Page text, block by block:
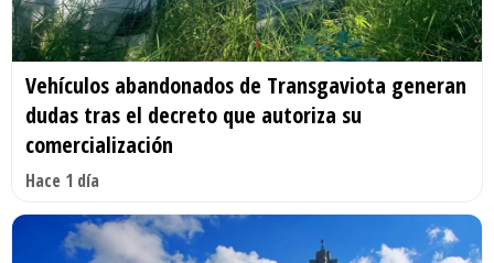
Vehículos abandonados de Transgaviota generan
dudas tras el decreto que autoriza su
comercialización
Hace 1 día